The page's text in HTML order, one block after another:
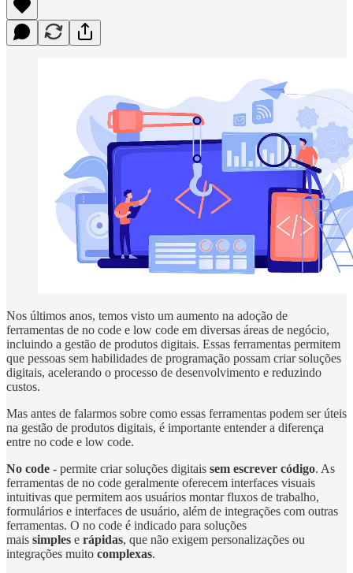
Nos últimos anos, temos visto um aumento na adoção de
ferramentas de no code e low code em diversas áreas de negócio,
incluindo a gestão de produtos digitais. Essas ferramentas permitem
que pessoas sem habilidades de programação possam criar soluções
digitais, acelerando o processo de desenvolvimento e reduzindo
custos.
Mas antes de falarmos sobre como essas ferramentas podem ser úteis
na gestão de produtos digitais, é importante entender a diferença
entre no code e low code.
No code - permite criar soluções digitais sem escrever código. As
ferramentas de no code geralmente oferecem interfaces visuais
intuitivas que permitem aos usuários montar fluxos de trabalho,
formulários e interfaces de usuário, além de integrações com outras
ferramentas. O no code é indicado para soluções
mais simples e rápidas, que não exigem personalizações ou
integrações muito complexas.